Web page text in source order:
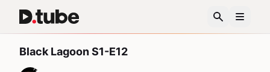
Black Lagoon S1-E12